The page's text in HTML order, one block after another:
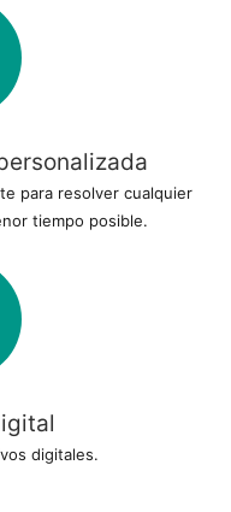
para resolver cualquier
tiempo posible.
digitales.